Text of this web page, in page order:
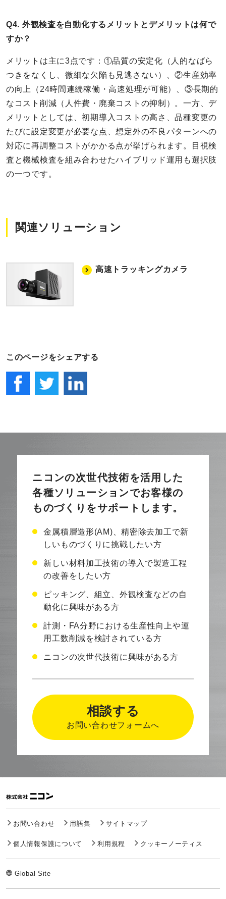
Q4. 外観検査を自動化するメリットとデメリットは何で
すか？
メリットは主に3点です：①品質の安定化（人的なばら
つきをなくし、微細な欠陥も見逃さない）、②生産効率
の向上（24時間連続稼働・高速処理が可能）、③長期的
なコスト削減（人件費・廃棄コストの抑制）。一方、デ
メリットとしては、初期導入コストの高さ、品種変更の
たびに設定変更が必要な点、想定外の不良パターンへの
対応に再調整コストがかかる点が挙げられます。目視検
査と機械検査を組み合わせたハイブリッド運用も選択肢
の一つです。
関連ソリューション
高速トラッキングカメラ
このページをシェアする
ニコンの次世代技術を活用した
各種ソリューションでお客様の
ものづくりをサポートします。
金属積層造形(AM)、精密除去加工で新
しいものづくりに挑戦したい方
新しい材料加工技術の導入で製造工程
の改善をしたい方
ピッキング、組立、外観検査などの自
動化に興味がある方
計測・FA分野における生産性向上や運
用工数削減を検討されている方
ニコンの次世代技術に興味がある方
相談する
お問い合わせフォームへ
お問い合わせ 用語集 サイトマップ
個人情報保護について 利用規程 クッキーノーティス
Global Site